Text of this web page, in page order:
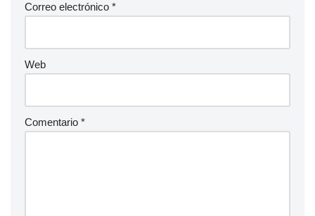
Correo electrónico *
Web
Comentario *